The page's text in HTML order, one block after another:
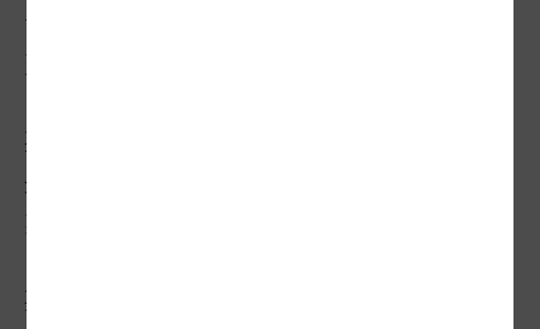
食物，除非有特殊疾病或食物攝取困難，才
建議補充配方奶。
孩子若有缺乏營養素的問題，專家認為應該
先從一般食物中攝取，像紅肉或深綠色蔬
菜，「配方奶是不得已的最終手段」。
孩子缺鐵、缺維生素Ｄ是普遍新手父母苦惱